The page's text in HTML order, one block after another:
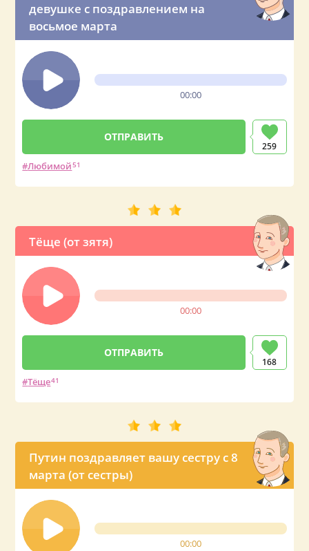
девушке с поздравлением на
восьмое марта
00:00
259
Любимой51
Тёще (от зятя)
00:00
168
Тёще41
Путин поздравляет вашу сестру с 8
марта (от сестры)
00:00